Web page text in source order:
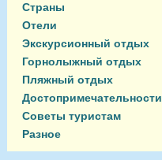
Страны
Отели
Экскурсионный отдых
Горнолыжный отдых
Пляжный отдых
Достопримечательности
Советы туристам
Разное